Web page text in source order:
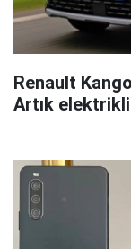
Renault
Artık